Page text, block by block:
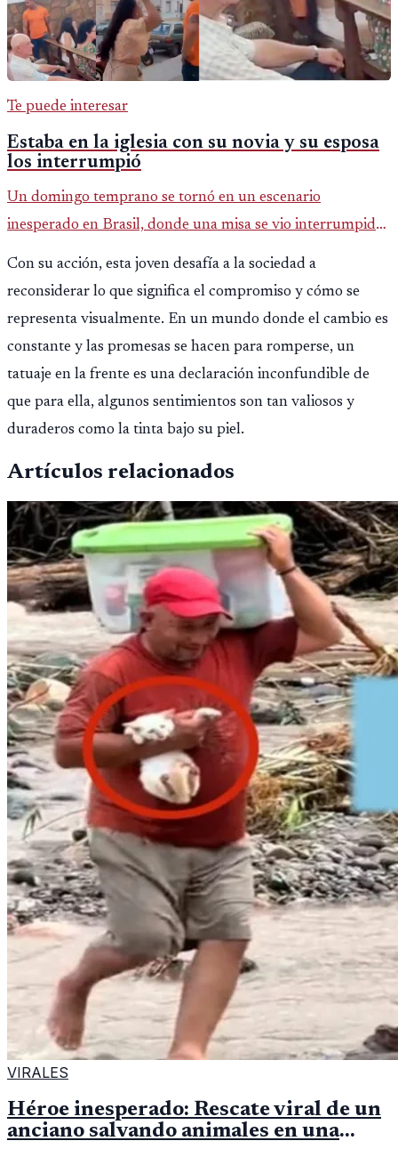
Te puede interesar
Estaba en la iglesia con su novia y su esposa
los interrumpió
Un domingo temprano se tornó en un escenario
inesperado en Brasil, donde una misa se vio interrumpida
por un drama personal captado en video y difundido en
redes sociales. La escen
Con su acción, esta joven desafía a la sociedad a
reconsiderar lo que significa el compromiso y cómo se
representa visualmente. En un mundo donde el cambio es
constante y las promesas se hacen para romperse, un
tatuaje en la frente es una declaración inconfundible de
que para ella, algunos sentimientos son tan valiosos y
duraderos como la tinta bajo su piel.
Artículos relacionados
VIRALES
Héroe inesperado: Rescate viral de un
anciano salvando animales en una